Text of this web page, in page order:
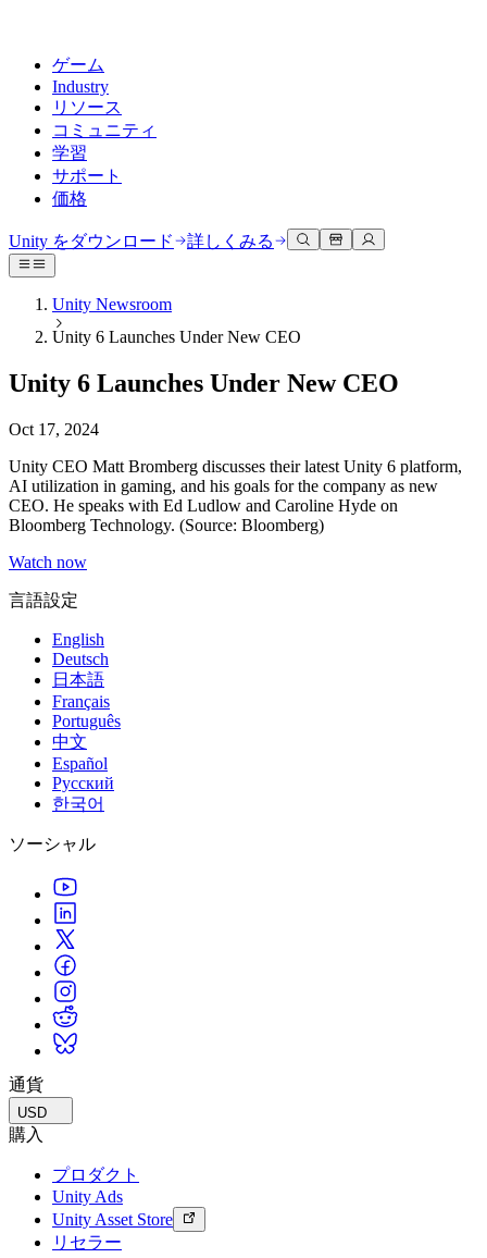
ゲーム
Industry
リソース
コミュニティ
学習
サポート
価格
Unityエンジン
任意のプラットフォーム向けに2Dおよび3Dゲームを構築
共同作業
チームでの共同作業と迅速なイテレーション
Unity をダウンロード
プランと価格
デプロイ
マルチプラットフォーム
Unity がサポートする 25 以上のプラットフォームを見る
ローンチ後のインサイトとライブゲームオペレーション
詳しく見る
発見され、モバイルユーザーを獲得する
アプリ内課金
ストアとD2C全体でIAPを管理
プレイヤーを適切なゲームに接続する
活用事例
モバイルゲーム
Unity でモバイル向けヒット作を制作して成長させる
インディーゲーム
少人数のチームで大規模なゲームを開発する
XR ゲーム
XR ゲームを複数プラットフォーム向けにローンチする
マルチプレイヤーゲーム制作を簡素化
3Dコラボレーション
リアルタイムで3Dプロジェクトを構築およびレビューする
没入型トレーニング
没入型環境でのトレーニング
顧客体験
インタラクティブな3D体験を作成する
業界
製造業
運用の卓越性を達成する
小売
店内体験をオンライン体験に変換する
自動車
イノベーションと車内体験を促進する
すべての業界を見る
ドキュメント
公式ユーザーマニュアルとAPIリファレンス
リリースバージョンと問題追跡
ロードマップ
今後の機能をレビューする
用語集
技術用語のライブラリ
インサイト
ケーススタディ
ベストプラクティスガイド
専門家のヒントとコツ
デモ
デモ、サンプル、ビルディングブロック
すべてのリソース
新機能
更新情報、情報、技術的ヒント
お知らせ
ニュース、ストーリー、プレスセンター
ディスカッション
議論、問題解決、つながる
グローバルおよびローカルイベント
Made with Unity
Unityクリエイターの紹介
ライブストリーム
開発者、クリエイター、インサイダーに参加する
Unity Awards
Unity Learn
無料でUnityスキルをマスターする
プロフェッショナルトレーニング
Unity初心者向け
スタートガイド
学習を開始しましょう
Unityエッセンシャルパスウェイ
Unity は初めてですか？旅を始めましょう
実用的なヒントとベストプラクティス
学生向け
キャリアをスタートさせる
教育者向け
教育を大幅に強化
Unityの力をあなたの機関に持ち込む
認定教材
Unityのマスタリーを証明する
ヘルプを得る
Unityで成功するためのサポート
Success Plan
よくある質問への回答
お問い合わせ
私たちのチームに連絡する
Unity をダウンロード 詳しくみる
Unity Newsroom
Unity 6 Launches Under New CEO
Unity 6 Launches Under New CEO
Oct 17, 2024
Unity CEO Matt Bromberg discusses their latest Unity 6 platform,
AI utilization in gaming, and his goals for the company as new
CEO. He speaks with Ed Ludlow and Caroline Hyde on
Bloomberg Technology. (Source: Bloomberg)
Watch now
言語設定
English
Deutsch
日本語
Français
Português
中文
Español
Русский
한국어
ソーシャル
通貨
USD
購入
プロダクト
Unity Ads
Unity Asset Store
リセラー